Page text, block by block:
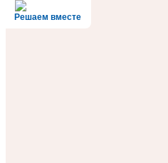
Решаем вместе